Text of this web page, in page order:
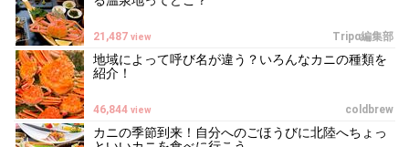
Tripα編集部
21,487 view
地域によって呼び名が違う？いろんなカニの種類を
紹介！
coldbrew
46,844 view
カニの季節到来！自分へのごほうびに北陸へちょっ